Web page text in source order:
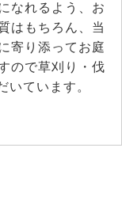
なれるよう、お
はもちろん、当
寄り添ってお庭
ので草刈り・伐
ています。